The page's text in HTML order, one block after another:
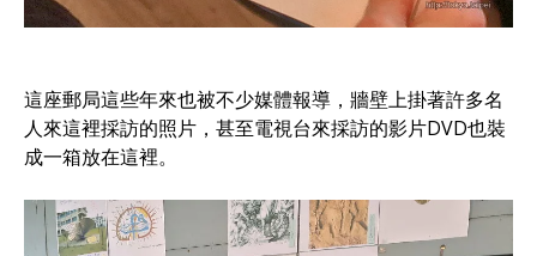
這座郵局這些年來也被不少媒體報導，牆壁上掛著許多名
人來這裡採訪的照片，甚至電視台來採訪的影片DVD也裝
成一箱放在這裡。